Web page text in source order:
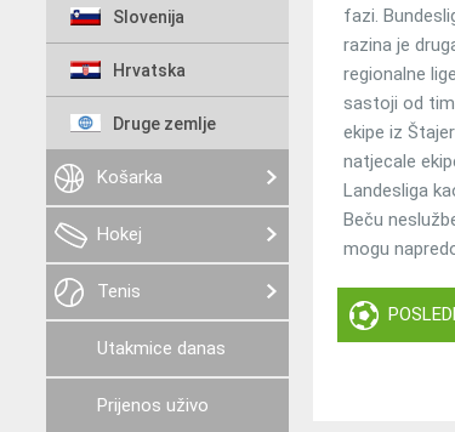
Slovenija
Hrvatska
Druge zemlje
Košarka
Hokej
Tenis
Utakmice danas
Prijenos uživo
fazi.
razina je
regionalne
sastoji od
ekipe iz
natjecale
Landesliga
Beču
mogu